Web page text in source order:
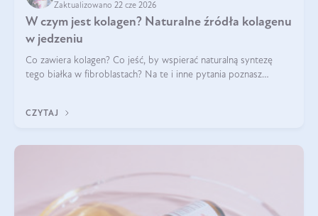
Zaktualizowano 22 cze 2026
W czym jest kolagen? Naturalne źródła kolagenu
w jedzeniu
Co zawiera kolagen? Co jeść, by wspierać naturalną syntezę
tego białka w fibroblastach? Na te i inne pytania poznasz
CZYTAJ